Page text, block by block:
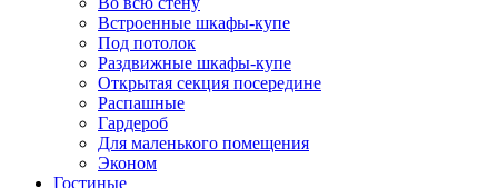
Встроенные шкафы-купе
Под потолок
Раздвижные шкафы-купе
Открытая секция посередине
Распашные
Гардероб
Для маленького помещения
Эконом
Гостиные